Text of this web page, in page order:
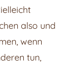
also und
wenn
tun,